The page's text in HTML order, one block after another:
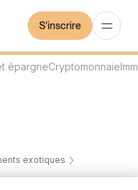
S'inscrire
épargneCryptomonnaie
exotiques